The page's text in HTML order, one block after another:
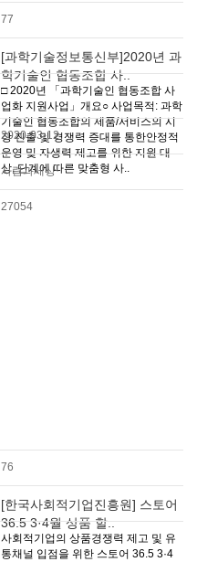
77
[과학기술정보통신부]2020년 과
학기술인 협동조합 사..
□ 2020년 「과학기술인 협동조합 사
업화 지원사업」개요○ 사업목적: 과학
기술인 협동조합의 제품/서비스의 시
장 진출 및 경쟁력 증대를 통한안정적
운영 및 자생력 제고를 위한 지원 대
상, 단계에 따른 맞춤형 사..
2020-03-12
사람과세상
27054
76
[한국사회적기업진흥원] 스토어
36.5 3·4월 상품 할..
사회적기업의 상품경쟁력 제고 및 유
통채널 입점을 위한 스토어 36.5 3·4